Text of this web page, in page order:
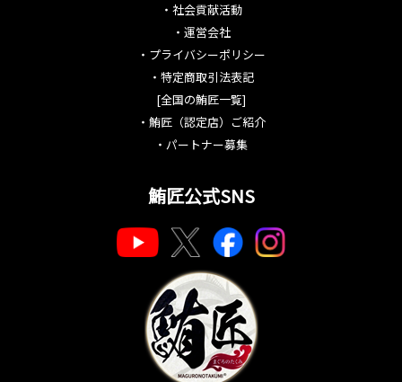
・ 社会貢献活動
・ 運営会社
・ プライバシーポリシー
・ 特定商取引法表記
[全国の鮪匠一覧]
・ 鮪匠（認定店）ご紹介
・ パートナー募集
鮪匠公式SNS